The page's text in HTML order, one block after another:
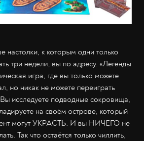
настолки, к которым одни только
три недели, вы по адресу. «Легенды
игра, где вы только можете
но никак не можете переиграть
исследуете подводные сокровища,
на своём острове, который
могут УКРАСТЬ. И вы НИЧЕГО не
Так что остаётся только чиллить,